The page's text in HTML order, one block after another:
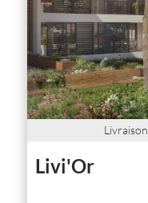
Livraison
Livi'Or